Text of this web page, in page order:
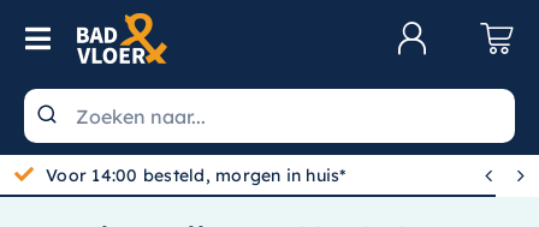
Skip to content
Toggle Navigation
Wastafels
Toiletten
Gratis bezorgd vanaf 100,-
 